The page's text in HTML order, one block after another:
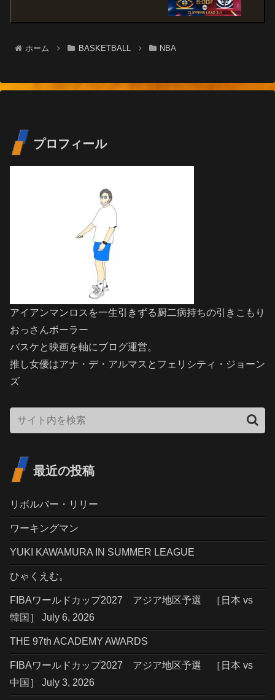
ホーム BASKETBALL NBA
プロフィール
アイアンマンロスを一生引きずる厨二病持ちの引きこもり
おっさんボーラー
バスケと映画を軸にブログ運営。
推し女優はアナ・デ・アルマスとフェリシティ・ジョーン
ズ
最近の投稿
リボルバー・リリー
ワーキングマン
YUKI KAWAMURA IN SUMMER LEAGUE
ひゃくえむ。
FIBAワールドカップ2027 アジア地区予選 ［日本 vs
韓国］ July 6, 2026
THE 97th ACADEMY AWARDS
FIBAワールドカップ2027 アジア地区予選 ［日本 vs
中国］ July 3, 2026